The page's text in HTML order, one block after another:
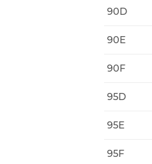
90D
90E
90F
95D
95E
95F